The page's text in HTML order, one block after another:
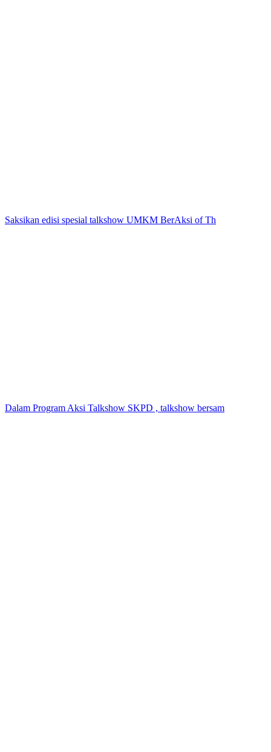
Saksikan edisi spesial talkshow UMKM BerAksi of Th
Dalam Program Aksi Talkshow SKPD , talkshow bersam